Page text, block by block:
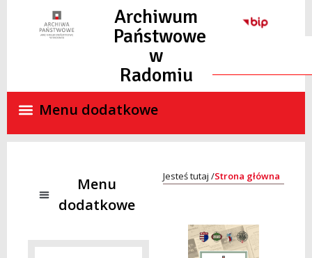
Archiwum
Państwowe
w
Radomiu
Strona główna